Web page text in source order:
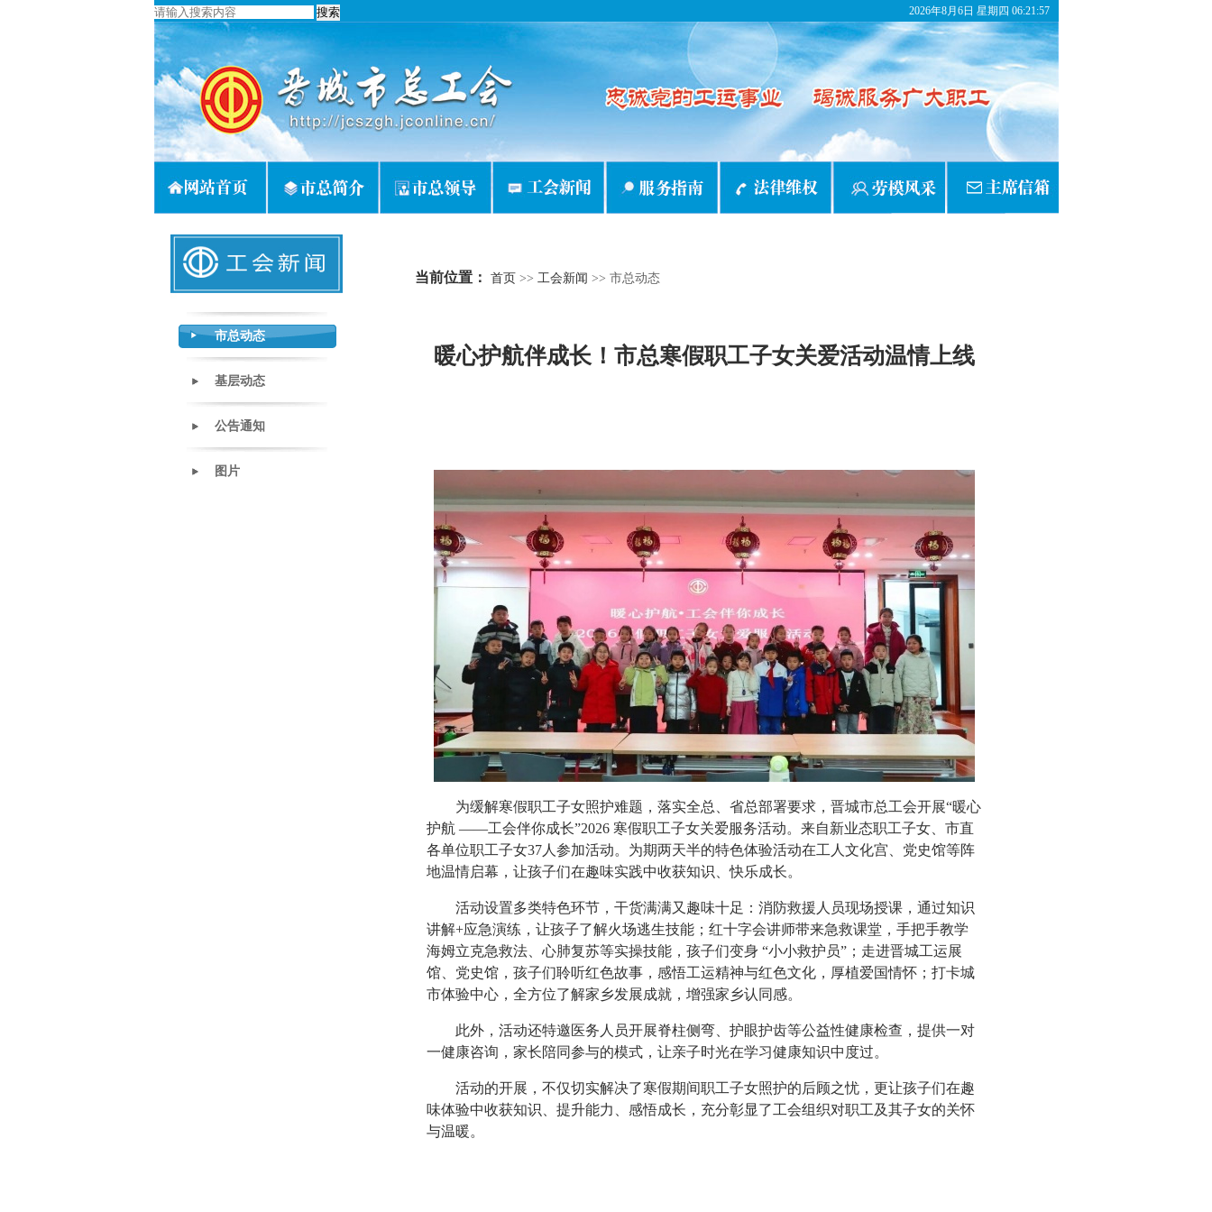
2026年8月6日 星期四 06:21:57
市总动态
基层动态
公告通知
图片
当前位置： 首页 >> 工会新闻 >> 市总动态
暖心护航伴成长！市总寒假职工子女关爱活动温情上线
为缓解寒假职工子女照护难题，落实全总、省总部署要求，晋城市总工会开展“暖心
护航 ——工会伴你成长”2026 寒假职工子女关爱服务活动。来自新业态职工子女、市直
各单位职工子女37人参加活动。为期两天半的特色体验活动在工人文化宫、党史馆等阵
地温情启幕，让孩子们在趣味实践中收获知识、快乐成长。
活动设置多类特色环节，干货满满又趣味十足：消防救援人员现场授课，通过知识
讲解+应急演练，让孩子了解火场逃生技能；红十字会讲师带来急救课堂，手把手教学
海姆立克急救法、心肺复苏等实操技能，孩子们变身 “小小救护员”；走进晋城工运展
馆、党史馆，孩子们聆听红色故事，感悟工运精神与红色文化，厚植爱国情怀；打卡城
市体验中心，全方位了解家乡发展成就，增强家乡认同感。
此外，活动还特邀医务人员开展脊柱侧弯、护眼护齿等公益性健康检查，提供一对
一健康咨询，家长陪同参与的模式，让亲子时光在学习健康知识中度过。
活动的开展，不仅切实解决了寒假期间职工子女照护的后顾之忧，更让孩子们在趣
味体验中收获知识、提升能力、感悟成长，充分彰显了工会组织对职工及其子女的关怀
与温暖。